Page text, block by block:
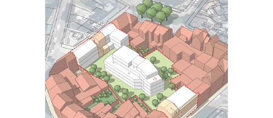
GALLERIE DES TREILLES